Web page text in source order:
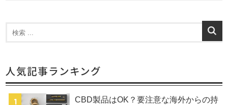
人気記事ランキング
CBD製品はOK？要注意な海外からの持